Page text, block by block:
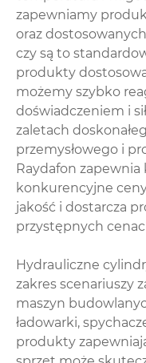
zapewniamy
oraz
czy są to
produkty
możemy szybko
doświadczeniem i
zaletach
przemysłowego i
Raydafon
konkurencyjne
jakość i dostarcza
przystępnych
Hydrauliczne
zakres scenariuszy
maszyn
ładowarki,
produkty